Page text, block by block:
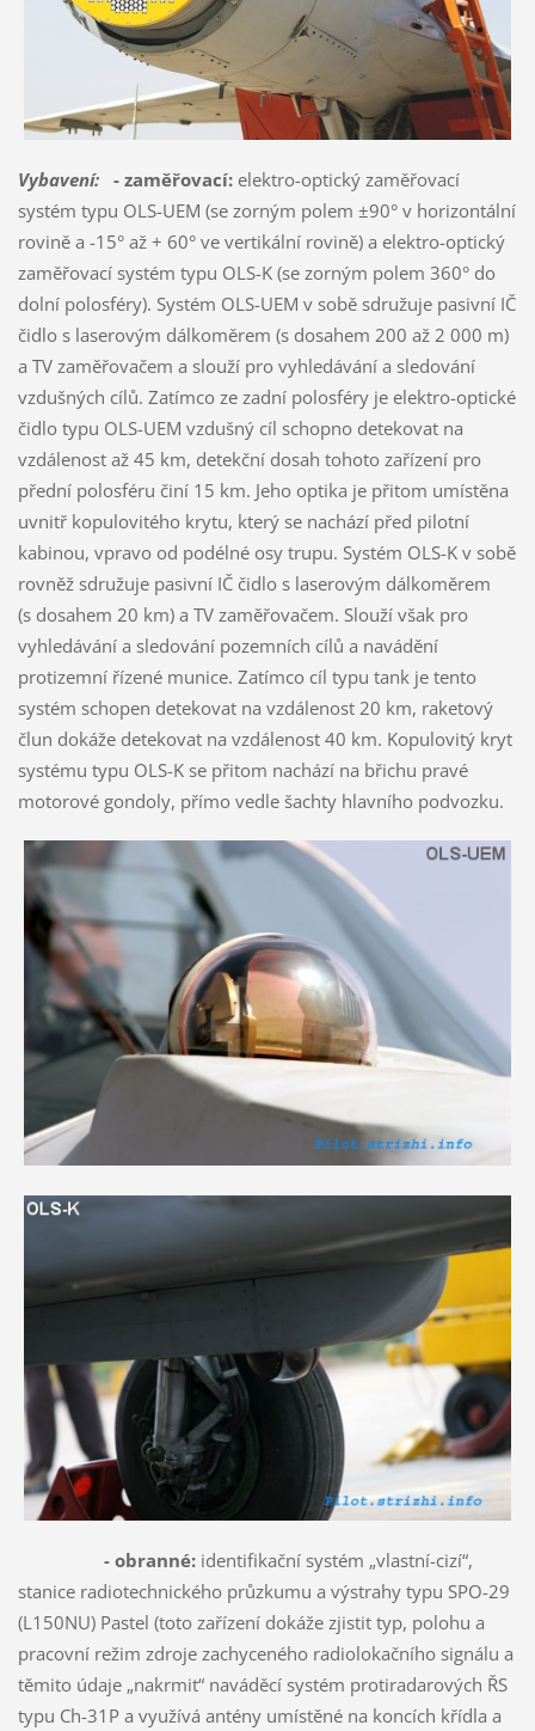
Vybavení: - zaměřovací:elektro-optický zaměřovací
systém typu OLS-UEM (se zorným polem ±90° v horizontální
rovině a -15° až + 60° ve vertikální rovině) a elektro-optický
zaměřovací systém typu OLS-K (se zorným polem 360° do
dolní polosféry). Systém OLS-UEM v sobě sdružuje pasivní IČ
čidlo s laserovým dálkoměrem (s dosahem 200 až 2 000 m)
a TV zaměřovačem a slouží pro vyhledávání a sledování
vzdušných cílů. Zatímco ze zadní polosféry je elektro-optické
čidlo typu OLS-UEM vzdušný cíl schopno detekovat na
vzdálenost až 45 km, detekční dosah tohoto zařízení pro
přední polosféru činí 15 km. Jeho optika je přitom umístěna
uvnitř kopulovitého krytu, který se nachází před pilotní
kabinou, vpravo od podélné osy trupu. Systém OLS-K v sobě
rovněž sdružuje pasivní IČ čidlo s laserovým dálkoměrem
(s dosahem 20 km) a TV zaměřovačem. Slouží však pro
vyhledávání a sledování pozemních cílů a navádění
protizemní řízené munice. Zatímco cíl typu tank je tento
systém schopen detekovat na vzdálenost 20 km, raketový
člun dokáže detekovat na vzdálenost 40 km. Kopulovitý kryt
systému typu OLS-K se přitom nachází na břichu pravé
motorové gondoly, přímo vedle šachty hlavního podvozku.
- obranné:identifikační systém „vlastní-cizí“,
stanice radiotechnického průzkumu a výstrahy typu SPO-29
(L150NU) Pastel (toto zařízení dokáže zjistit typ, polohu a
pracovní režim zdroje zachyceného radiolokačního signálu a
těmito údaje „nakrmit“ naváděcí systém protiradarových ŘS
typu Ch-31P a využívá antény umístěné na koncích křídla a